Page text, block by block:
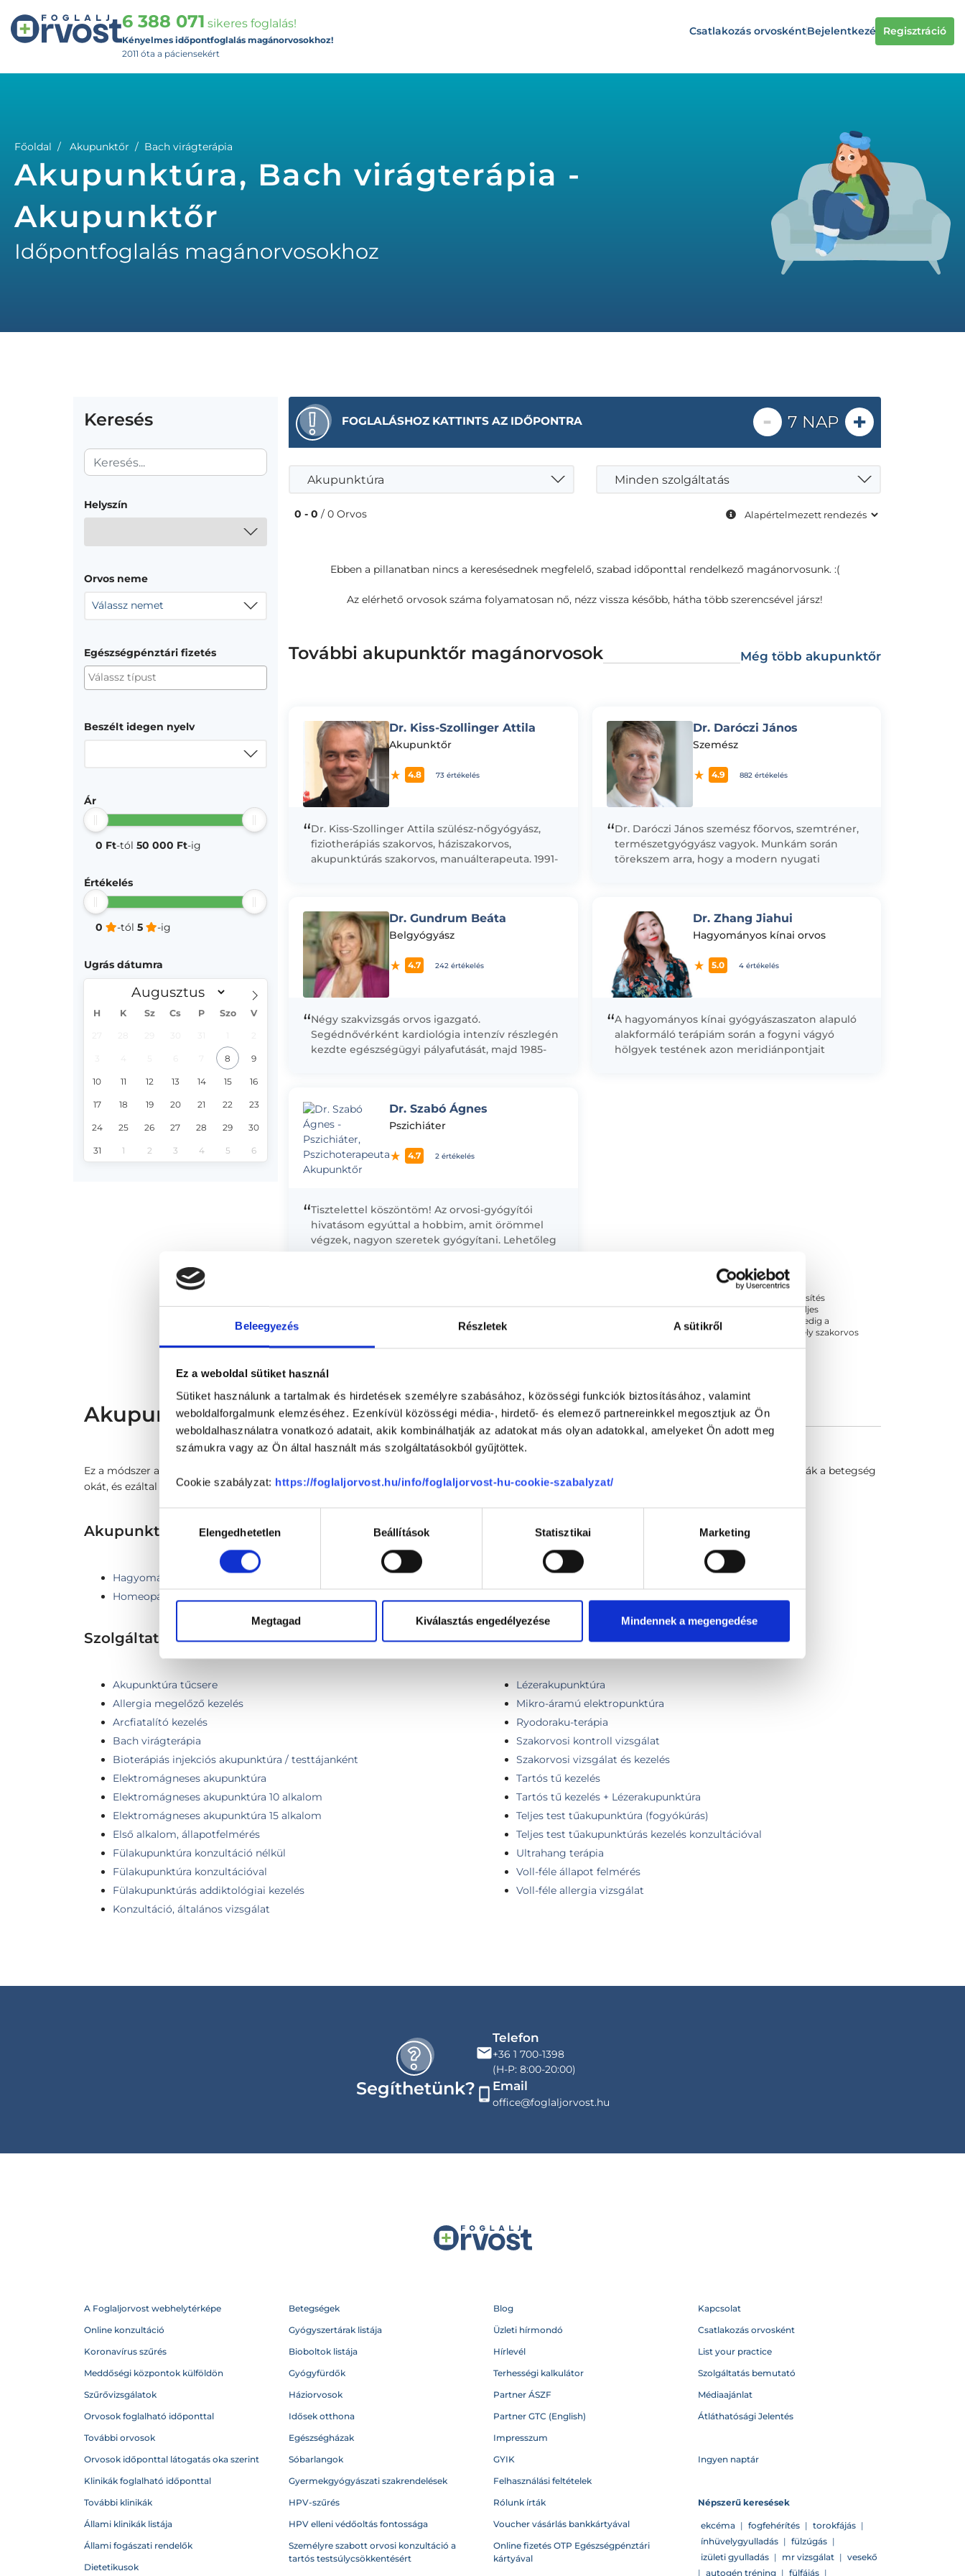
Beleegyezés Részletek A sütikről
Ez a weboldal sütiket használ
Sütiket használunk a tartalmak és hirdetések személyre szabásához, közösségi funkciók biztosításához, valamint
weboldalforgalmunk elemzéséhez. Ezenkívül közösségi média-, hirdető- és elemező partnereinkkel megosztjuk az Ön
weboldalhasználatra vonatkozó adatait, akik kombinálhatják az adatokat más olyan adatokkal, amelyeket Ön adott meg
számukra vagy az Ön által használt más szolgáltatásokból gyűjtöttek.
Cookie szabályzat: https://foglaljorvost.hu/info/foglaljorvost-hu-cookie-szabalyzat/
kiválasztásaElengedhetetlen Beállítások Statisztikai Marketing
Megtagad Kiválasztás engedélyezése Mindennek a megengedése
6 388 071 sikeres foglalás!
Kényelmes időpontfoglalás magánorvosokhoz!
2011 óta a páciensekért
Csatlakozás orvoskéntBejelentkezés Regisztráció
Főoldal Akupunktőr Bach virágterápia
Akupunktúra, Bach virágterápia -
Akupunktőr
Időpontfoglalás magánorvosokhoz
Keresés
Helyszín
Orvos neme
Válassz nemet
Egészségpénztári fizetés
Beszélt idegen nyelv
Ár
0 Ft-tól 50 000 Ft-ig
Értékelés
0 -tól 5 -ig
Ugrás dátumra
H K Sz Cs P Szo V
8 9
10 11 12 13 14 15 16
17 18 19 20 21 22 23
24 25 26 27 28 29 30
31 1 2 3 4 5 6
FOGLALÁSHOZ KATTINTS AZ IDŐPONTRA - 7 NAP +
Akupunktúra Minden szolgáltatás
0 - 0 / 0 Orvos
Ebben a pillanatban nincs a keresésednek megfelelő, szabad időponttal rendelkező magánorvosunk. :(
Az elérhető orvosok száma folyamatosan nő, nézz vissza később, hátha több szerencsével jársz!
További akupunktőr magánorvosok Még több akupunktőr
Dr. Kiss-Szollinger Attila
Akupunktőr
4.8 73 értékelés
“Dr. Kiss-Szollinger Attila szülész-nőgyógyász,
fiziotherápiás szakorvos, háziszakorvos,
akupunktúrás szakorvos, manuálterapeuta. 1991-
Dr. Daróczi János
Szemész
4.9 882 értékelés
“Dr. Daróczi János szemész főorvos, szemtréner,
természetgyógyász vagyok. Munkám során
törekszem arra, hogy a modern nyugati
Dr. Gundrum Beáta
Belgyógyász
4.7 242 értékelés
“Négy szakvizsgás orvos igazgató.
Segédnővérként kardiológia intenzív részlegén
kezdte egészségügyi pályafutását, majd 1985-
Dr. Zhang Jiahui
Hagyományos kínai orvos
5.0 4 értékelés
“A hagyományos kínai gyógyászaszaton alapuló
alakformáló terápiám során a fogyni vágyó
hölgyek testének azon meridiánpontjait
Dr. Szabó Ágnes
Pszichiáter
4.7 2 értékelés
“Tisztelettel köszöntöm! Az orvosi-gyógyítói
hivatásom egyúttal a hobbim, amit örömmel
végzek, nagyon szeretek gyógyítani. Lehetőleg
* Szakorvos jelölt (rezidens): általános orvosi oklevéllel rendelkező orvos, aki jogszabályok szerinti szakorvosi szakképesítés
megszerzésére irányuló képzésben vesz részt. Ezen orvosok által önállóan nem végezhető szakmai tevékenységért teljes
felelősséggel tartozik és azt közvetlenül felügyeli az egészségügyi szolgáltató szakorvosa az első részvizsgáig, utána pedig a
szakorvosjelölt önállóan láthat el feladatokat. A foglaljorvost.hu felelősségét kizárja esetleges névazonosságért bármely szakorvos
és szakorvosjelölt esetén.
Akupunktőr - Akupunktúra
Ez a módszer a növények virágaiból készült eszenciák által közvetlenül hat a páciens lelkiállapotára. A Bach virágterápia lényege, hogy megtalálják a betegség
okát, és ezáltal eredményesen kezelni lehessen a páciens testi és lelki panaszait egyaránt.
Akupunktúra TERÜLETHEZ KAPCSOLÓDÓ SZAKTERÜLETEK
Hagyományos Kínai Orvoslás
Homeopátia
Szolgáltatások
Akupunktúra tűcsere
Allergia megelőző kezelés
Arcfiatalító kezelés
Bach virágterápia
Bioterápiás injekciós akupunktúra / testtájanként
Elektromágneses akupunktúra
Elektromágneses akupunktúra 10 alkalom
Elektromágneses akupunktúra 15 alkalom
Első alkalom, állapotfelmérés
Fülakupunktúra konzultáció nélkül
Fülakupunktúra konzultációval
Fülakupunktúrás addiktológiai kezelés
Konzultáció, általános vizsgálat
Lézerakupunktúra
Mikro-áramú elektropunktúra
Ryodoraku-terápia
Szakorvosi kontroll vizsgálat
Szakorvosi vizsgálat és kezelés
Tartós tű kezelés
Tartós tű kezelés + Lézerakupunktúra
Teljes test tűakupunktúra (fogyókúrás)
Teljes test tűakupunktúrás kezelés konzultációval
Ultrahang terápia
Voll-féle állapot felmérés
Voll-féle allergia vizsgálat
Segíthetünk?
Telefon
+36 1 700-1398
(H-P: 8:00-20:00)
Email
office@foglaljorvost.hu
A Foglaljorvost webhelytérképe
Online konzultáció
Koronavírus szűrés
Meddőségi központok külföldön
Szűrővizsgálatok
Orvosok foglalható időponttal
További orvosok
Orvosok időponttal látogatás oka szerint
Klinikák foglalható időponttal
További klinikák
Állami klinikák listája
Állami fogászati rendelők
Dietetikusok
Betegségek
Gyógyszertárak listája
Bioboltok listája
Gyógyfürdők
Háziorvosok
Idősek otthona
Egészségházak
Sóbarlangok
Gyermekgyógyászati szakrendelések
HPV-szűrés
HPV elleni védőoltás fontossága
Személyre szabott orvosi konzultáció a
tartós testsúlycsökkentésért
Blog
Üzleti hírmondó
Hírlevél
Terhességi kalkulátor
Partner ÁSZF
Partner GTC (English)
Impresszum
GYIK
Felhasználási feltételek
Rólunk írták
Voucher vásárlás bankkártyával
Online fizetés OTP Egészségpénztári
kártyával
Kapcsolat
Csatlakozás orvosként
List your practice
Szolgáltatás bemutató
Médiaajánlat
Átláthatósági Jelentés
Ingyen naptár
Népszerű keresések
ekcéma | fogfehérítés | torokfájás |
ínhüvelygyulladás | fülzúgás |
izületi gyulladás | mr vizsgálat | vesekő
| autogén tréning | fülfájás |